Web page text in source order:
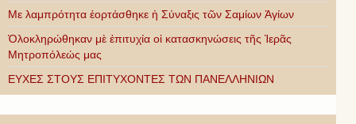
Με λαμπρότητα ἑορτάσθηκε ἡ Σύναξις τῶν Σαμίων Ἁγίων
Ὁλοκληρώθηκαν μὲ ἐπιτυχία οἱ κατασκηνώσεις τῆς Ἱερᾶς
Μητροπόλεώς μας
ΕΥΧΕΣ ΣΤΟΥΣ ΕΠΙΤΥΧΟΝΤΕΣ ΤΩΝ ΠΑΝΕΛΛΗΝΙΩΝ